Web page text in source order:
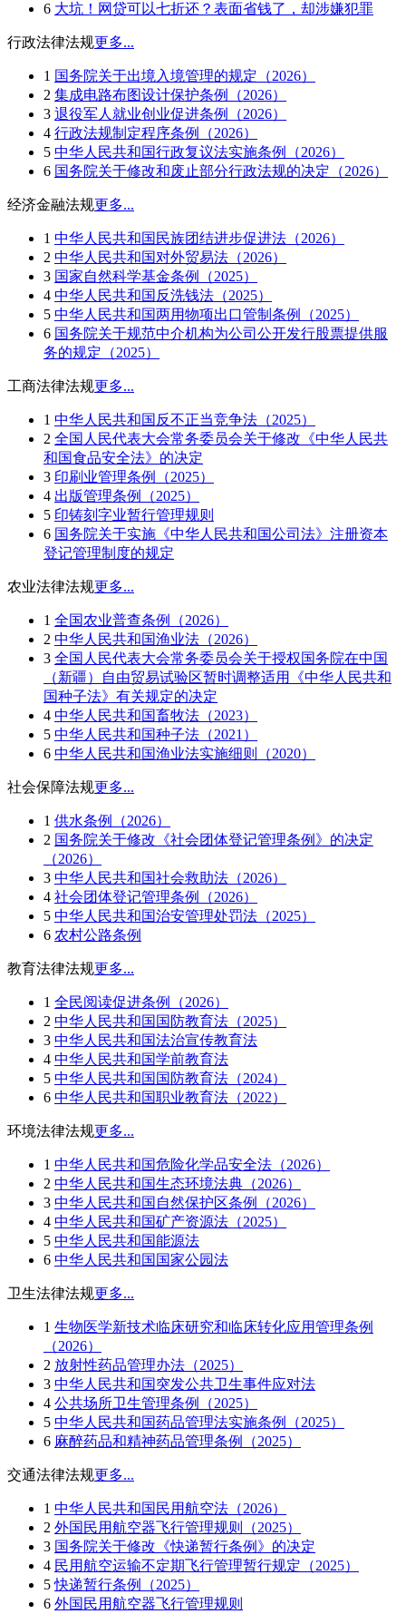
6 大坑！网贷可以七折还？表面省钱了，却涉嫌犯罪
行政法律法规更多...
1 国务院关于出境入境管理的规定（2026）
2 集成电路布图设计保护条例（2026）
3 退役军人就业创业促进条例（2026）
4 行政法规制定程序条例（2026）
5 中华人民共和国行政复议法实施条例（2026）
6 国务院关于修改和废止部分行政法规的决定（2026）
经济金融法规更多...
1 中华人民共和国民族团结进步促进法（2026）
2 中华人民共和国对外贸易法（2026）
3 国家自然科学基金条例（2025）
4 中华人民共和国反洗钱法（2025）
5 中华人民共和国两用物项出口管制条例（2025）
6 国务院关于规范中介机构为公司公开发行股票提供服
务的规定（2025）
工商法律法规更多...
1 中华人民共和国反不正当竞争法（2025）
2 全国人民代表大会常务委员会关于修改《中华人民共
和国食品安全法》的决定
3 印刷业管理条例（2025）
4 出版管理条例（2025）
5 印铸刻字业暂行管理规则
6 国务院关于实施《中华人民共和国公司法》注册资本
登记管理制度的规定
农业法律法规更多...
1 全国农业普查条例（2026）
2 中华人民共和国渔业法（2026）
3 全国人民代表大会常务委员会关于授权国务院在中国
（新疆）自由贸易试验区暂时调整适用《中华人民共和
国种子法》有关规定的决定
4 中华人民共和国畜牧法（2023）
5 中华人民共和国种子法（2021）
6 中华人民共和国渔业法实施细则（2020）
社会保障法规更多...
1 供水条例（2026）
2 国务院关于修改《社会团体登记管理条例》的决定
（2026）
3 中华人民共和国社会救助法（2026）
4 社会团体登记管理条例（2026）
5 中华人民共和国治安管理处罚法（2025）
6 农村公路条例
教育法律法规更多...
1 全民阅读促进条例（2026）
2 中华人民共和国国防教育法（2025）
3 中华人民共和国法治宣传教育法
4 中华人民共和国学前教育法
5 中华人民共和国国防教育法（2024）
6 中华人民共和国职业教育法（2022）
环境法律法规更多...
1 中华人民共和国危险化学品安全法（2026）
2 中华人民共和国生态环境法典（2026）
3 中华人民共和国自然保护区条例（2026）
4 中华人民共和国矿产资源法（2025）
5 中华人民共和国能源法
6 中华人民共和国国家公园法
卫生法律法规更多...
1 生物医学新技术临床研究和临床转化应用管理条例
（2026）
2 放射性药品管理办法（2025）
3 中华人民共和国突发公共卫生事件应对法
4 公共场所卫生管理条例（2025）
5 中华人民共和国药品管理法实施条例（2025）
6 麻醉药品和精神药品管理条例（2025）
交通法律法规更多...
1 中华人民共和国民用航空法（2026）
2 外国民用航空器飞行管理规则（2025）
3 国务院关于修改《快递暂行条例》的决定
4 民用航空运输不定期飞行管理暂行规定（2025）
5 快递暂行条例（2025）
6 外国民用航空器飞行管理规则